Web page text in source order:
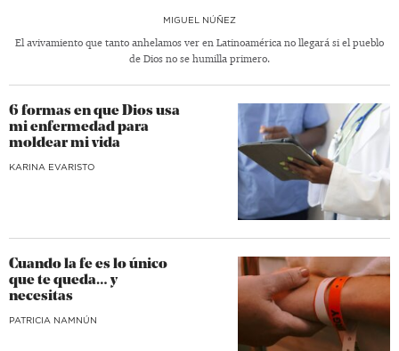
MIGUEL NÚÑEZ
El avivamiento que tanto anhelamos ver en Latinoamérica no llegará si el pueblo
de Dios no se humilla primero.
6 formas en que Dios usa
mi enfermedad para
moldear mi vida
KARINA EVARISTO
Cuando la fe es lo único
que te queda… y
necesitas
​PATRICIA NAMNÚN